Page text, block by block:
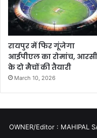
रायपुर में फिर गूंजेगा
आईपीएल का रोमांच,
के दो मैचों की तैयारी
March 10, 2026
OWNER/Editor : MAHIPAL